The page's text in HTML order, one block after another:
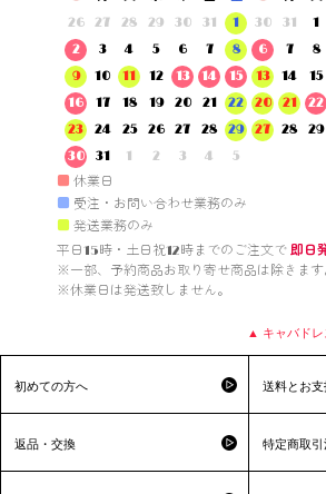
26
27 28 29 30 31
1
2
3 4 5 6 7
8
9
10 11 12 13 14
15
16
17 18 19 20 21
22
23
24 25 26 27 28
29
30
31 1 2 3 4 5
30
31 1
6
7 8
13
14 15
20
21 22
27
28 29
■ 休業日
■ 受注・お問い合わせ業務のみ
■ 発送業務のみ
平日15時・土日祝12時までのご注文で 即日
※一部、予約商品お取り寄せ商品は除きます
※休業日は発送致しません。
▲ キャバドレ
初めての方へ 送料とお
返品・交換 特定商取